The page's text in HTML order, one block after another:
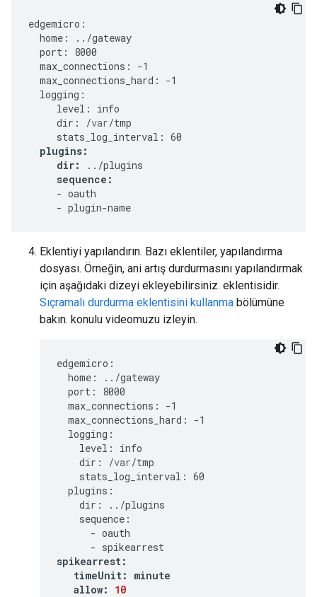
edgemicro :
home : ../gateway
port :
8000
max_connections : -1
max_connections_hard : -1
logging :
level :
info
dir : /var/tmp
stats_log_interval : 60
plugins:
dir: ../plugins
sequence :
- oauth
- plugin-name
Eklentiyi yapılandırın. Bazı eklentiler, yapılandırma
dosyası. Örneğin, ani artış durdurmasını yapılandırmak
için aşağıdaki dizeyi ekleyebilirsiniz. eklentisidir.
Sıçramalı durdurma eklentisini kullanma bölümüne
bakın. konulu videomuzu izleyin.
edgemicro :
home : ../gateway
port :
8000
max_connections : -1
max_connections_hard : -1
logging :
level :
info
dir : /var/tmp
stats_log_interval : 60
plugins :
dir : ../plugins
sequence :
- oauth
- spikearrest
spikearrest:
timeUnit:
minute
allow: 10